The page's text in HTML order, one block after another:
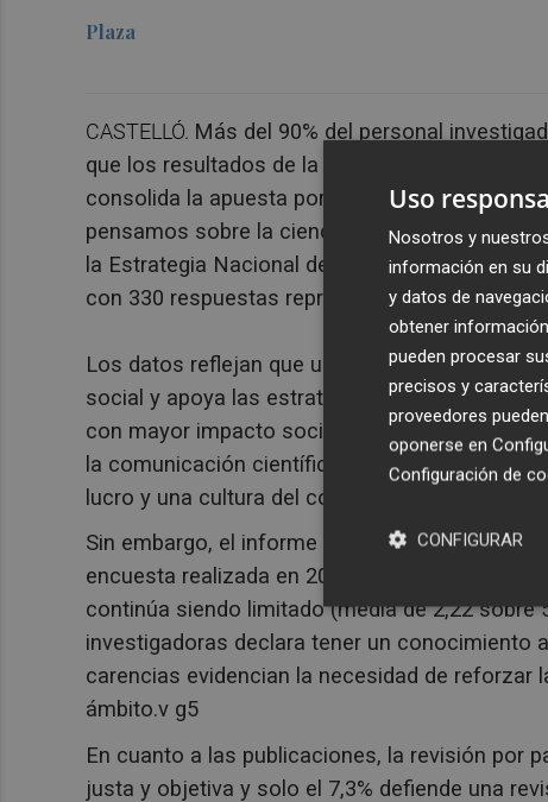
Plaza
CASTELLÓ. Más del 90% del personal
que los resultados de la investigación tienen
consolida la apuesta por la ciencia abierta
pensamos sobre la ciencia abierta?"
la Estrategia Nacional de Ciencia Abierta, que
con 330 respuestas representativas.
Los datos reflejan que un identifica el
social y apoya las estrategias institucionales
con mayor impacto social; y que el87%
la comunicación científica se concibe como
lucro y una cultura del conocimiento
Sin embargo, el informe también señala retos
encuesta realizada en 2021, el conocimiento
continúa siendo limitado (media de 2,22
investigadoras declara tener un conocimiento
carencias evidencian la necesidad de
ámbito.v g5
En cuanto a las publicaciones, la revisión por
justa y objetiva y solo el 7,3% defiende una
Uso
Nosotros y
información en su
y datos de
obtener
pueden procesar
precisos y
proveedores
oponerse en
Configuración de
CONFIGURAR